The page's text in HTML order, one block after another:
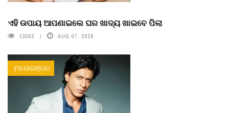
ଏହି ଉପାୟ ଆପଣାଇଲେ ଘର ଖାଦ୍ୟ ଖାଇବେ ପିଲା
13552 AUG 07, 2026
ମନୋରଞ୍ଜନ